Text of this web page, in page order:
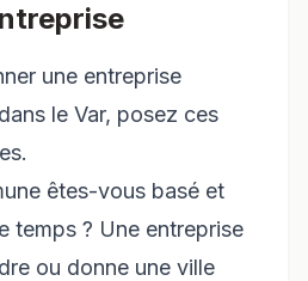
une entreprise
le Var, posez ces
êtes-vous basé et
temps ? Une entreprise
ou donne une ville